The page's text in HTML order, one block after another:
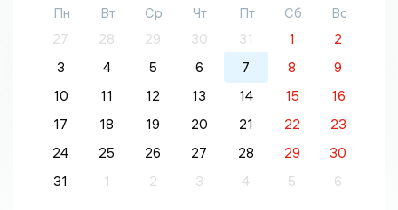
Пн Вт Ср Чт Пт Сб
Вс
27
28 29 30 31 1
2
3
4 5 6 7 8
9
10
11 12 13 14 15
16
17
18 19 20 21 22
23
24
25 26 27 28 29
30
31
1 2 3 4 5 6